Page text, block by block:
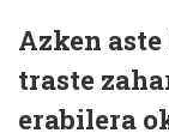
Azken
traste
erabilera